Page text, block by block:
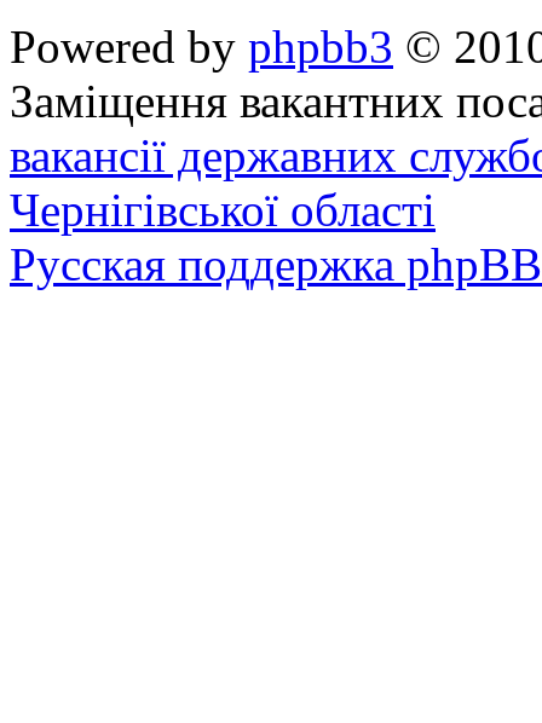
Powered by phpbb3 ©
Заміщення вакантних
вакансії державних
Чернігівської області
Русская поддержка phpBB